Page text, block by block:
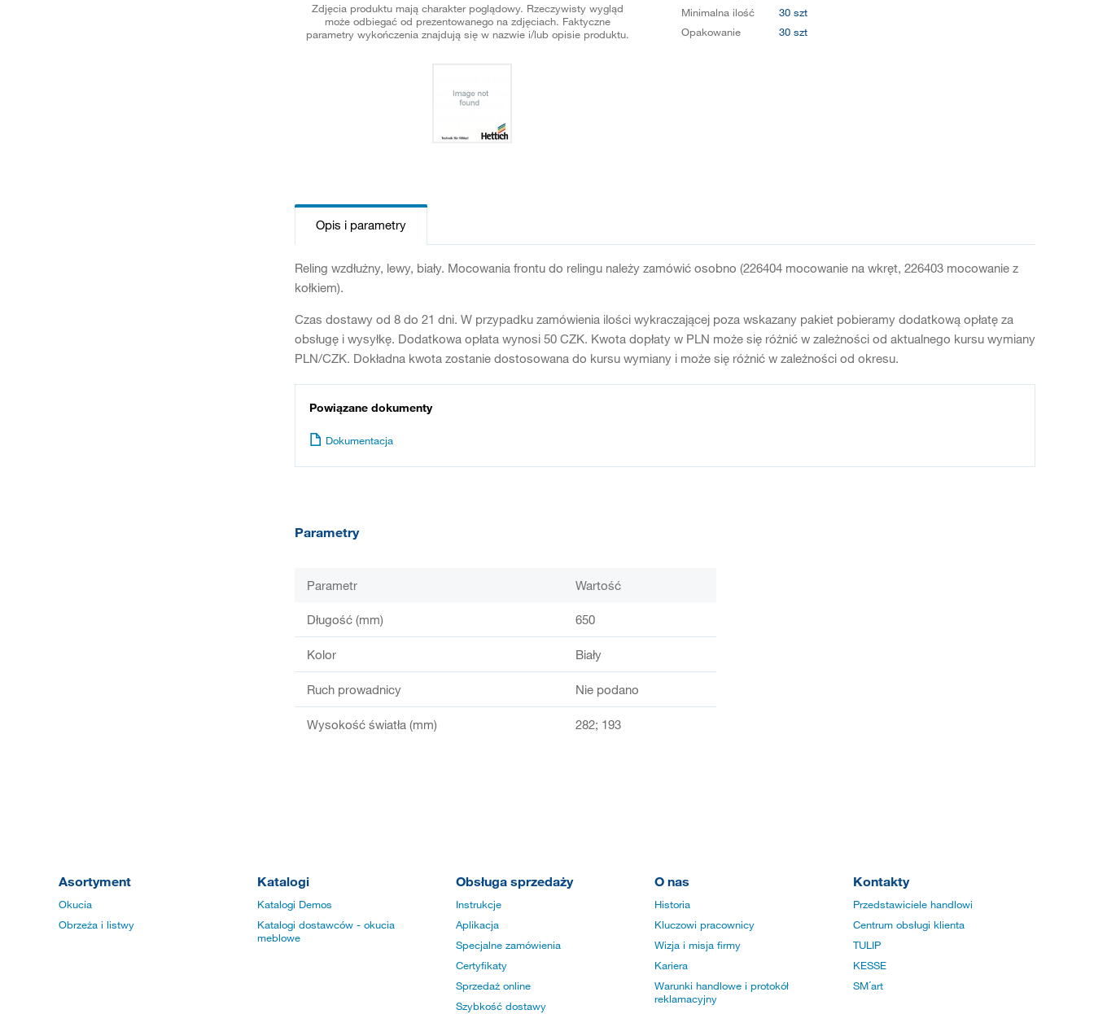
Zdjęcia produktu mają charakter poglądowy. Rzeczywisty wygląd
może odbiegać od prezentowanego na zdjęciach. Faktyczne
parametry wykończenia znajdują się w nazwie i/lub opisie produktu.
Minimalna ilość
30 szt
Opakowanie
30 szt
Opis i parametry
Reling wzdłużny, lewy, biały. Mocowania frontu do relingu należy zamówić osobno (226404 mocowanie na wkręt, 226403 mocowanie z
kołkiem).
Czas dostawy od 8 do 21 dni. W przypadku zamówienia ilości wykraczającej poza wskazany pakiet pobieramy dodatkową opłatę za
obsługę i wysyłkę. Dodatkowa opłata wynosi 50 CZK. Kwota dopłaty w PLN może się różnić w zależności od aktualnego kursu wymiany
PLN/CZK. Dokładna kwota zostanie dostosowana do kursu wymiany i może się różnić w zależności od okresu.
Powiązane dokumenty
Dokumentacja
Parametry
Parametr Wartość
Długość (mm) 650
Kolor Biały
Ruch prowadnicy Nie podano
Wysokość światła (mm) 282; 193
Asortyment
Okucia
Obrzeża i listwy
Katalogi
Katalogi Demos
Katalogi dostawców - okucia
meblowe
Obsługa sprzedaży
Instrukcje
Aplikacja
Specjalne zamówienia
Certyfikaty
Sprzedaż online
Szybkość dostawy
O nas
Historia
Kluczowi pracownicy
Wizja i misja firmy
Kariera
Warunki handlowe i protokół
reklamacyjny
Kontakty
Przedstawiciele handlowi
Centrum obsługi klienta
TULIP
KESSE
SM´art